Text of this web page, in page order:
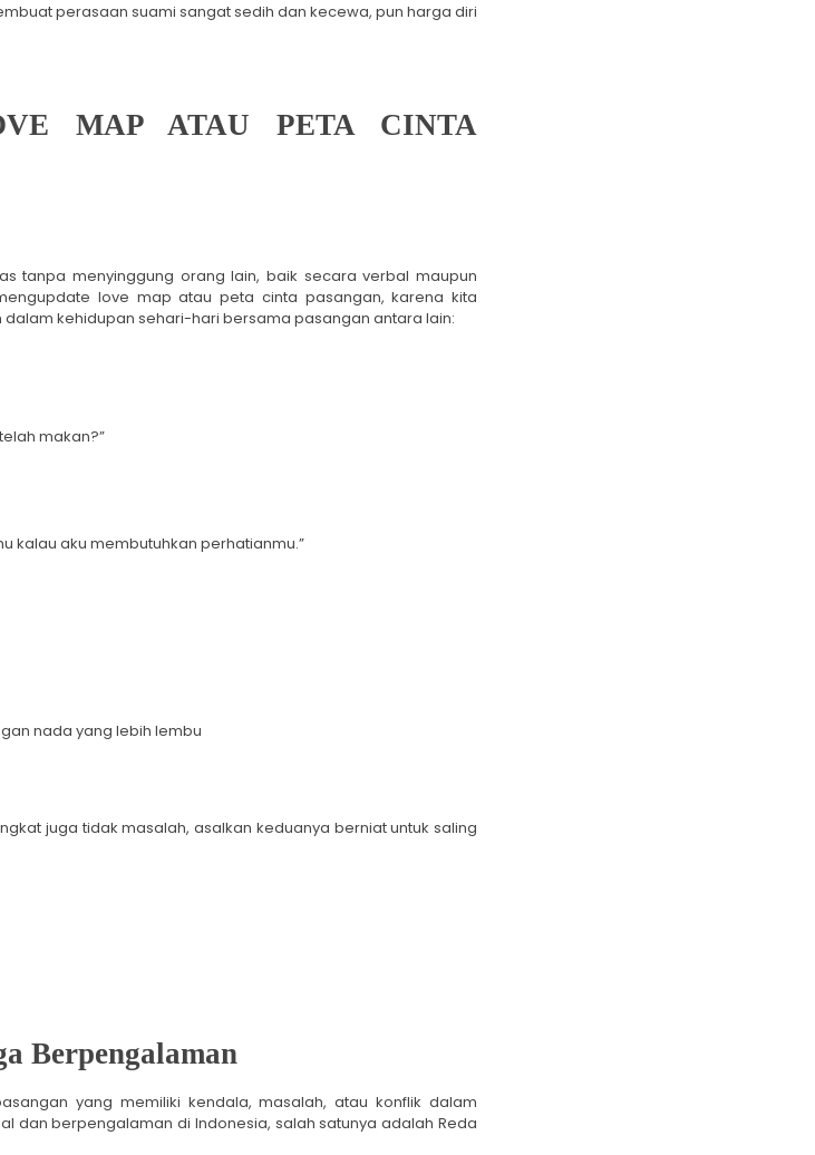
perasaan suami sangat sedih dan kecewa, pun harga diri
MAP ATAU PETA CINTA
tanpa menyinggung orang lain, baik secara verbal maupun
love map atau peta cinta pasangan, karena kita
kehidupan sehari-hari bersama pasangan antara lain:
makan?”
kalau aku membutuhkan perhatianmu.”
nada yang lebih lembu
juga tidak masalah, asalkan keduanya berniat untuk saling
Berpengalaman
yang memiliki kendala, masalah, atau konflik dalam
dan berpengalaman di Indonesia, salah satunya adalah Reda